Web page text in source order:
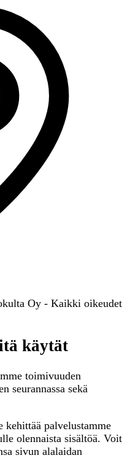
Oy - Kaikki oikeudet
käytät
toimivuuden
seurannassa sekä
kehittää palvelustamme
olennaista sisältöä. Voit
sivun alalaidan